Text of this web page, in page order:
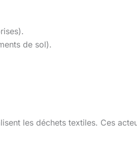
de sol).
les déchets textiles. Ces